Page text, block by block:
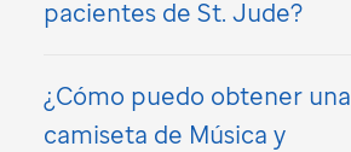
pacientes de St. Jude?
¿Cómo puedo obtener una
camiseta de Música y